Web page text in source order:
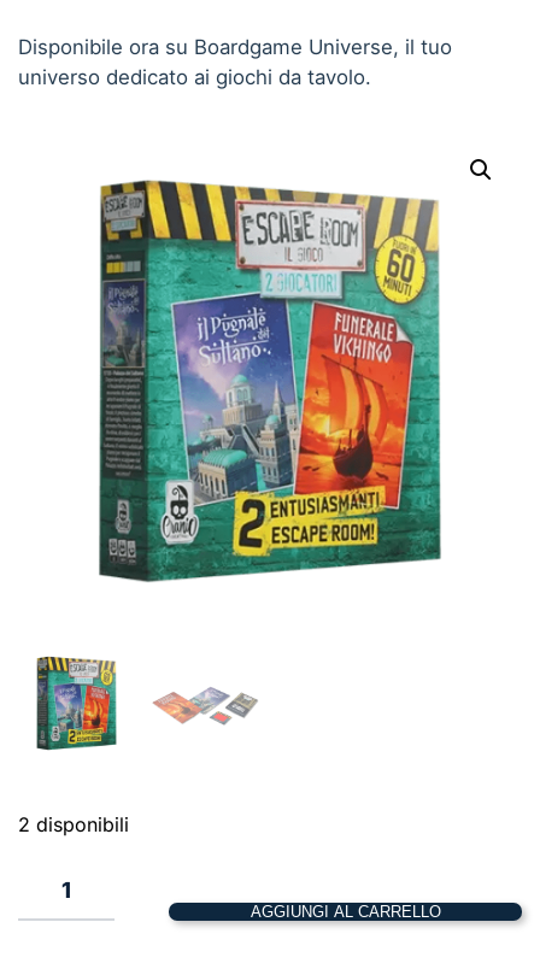
Disponibile ora su Boardgame Universe, il tuo
universo dedicato ai giochi da tavolo.
2 disponibili
Room
AGGIUNGI AL CARRELLO